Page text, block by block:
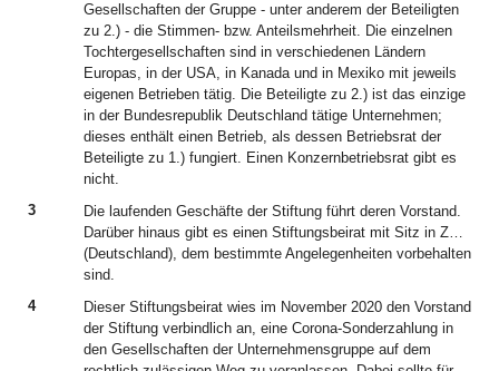
Gesellschaften der Gruppe - unter anderem der Beteiligten
zu 2.) - die Stimmen- bzw. Anteilsmehrheit. Die einzelnen
Tochtergesellschaften sind in verschiedenen Ländern
Europas, in der USA, in Kanada und in Mexiko mit jeweils
eigenen Betrieben tätig. Die Beteiligte zu 2.) ist das einzige
in der Bundesrepublik Deutschland tätige Unternehmen;
dieses enthält einen Betrieb, als dessen Betriebsrat der
Beteiligte zu 1.) fungiert. Einen Konzernbetriebsrat gibt es
nicht.
3
Die laufenden Geschäfte der Stiftung führt deren Vorstand.
Darüber hinaus gibt es einen Stiftungsbeirat mit Sitz in Z…
(Deutschland), dem bestimmte Angelegenheiten vorbehalten
sind.
4
Dieser Stiftungsbeirat wies im November 2020 den Vorstand
der Stiftung verbindlich an, eine Corona-Sonderzahlung in
den Gesellschaften der Unternehmensgruppe auf dem